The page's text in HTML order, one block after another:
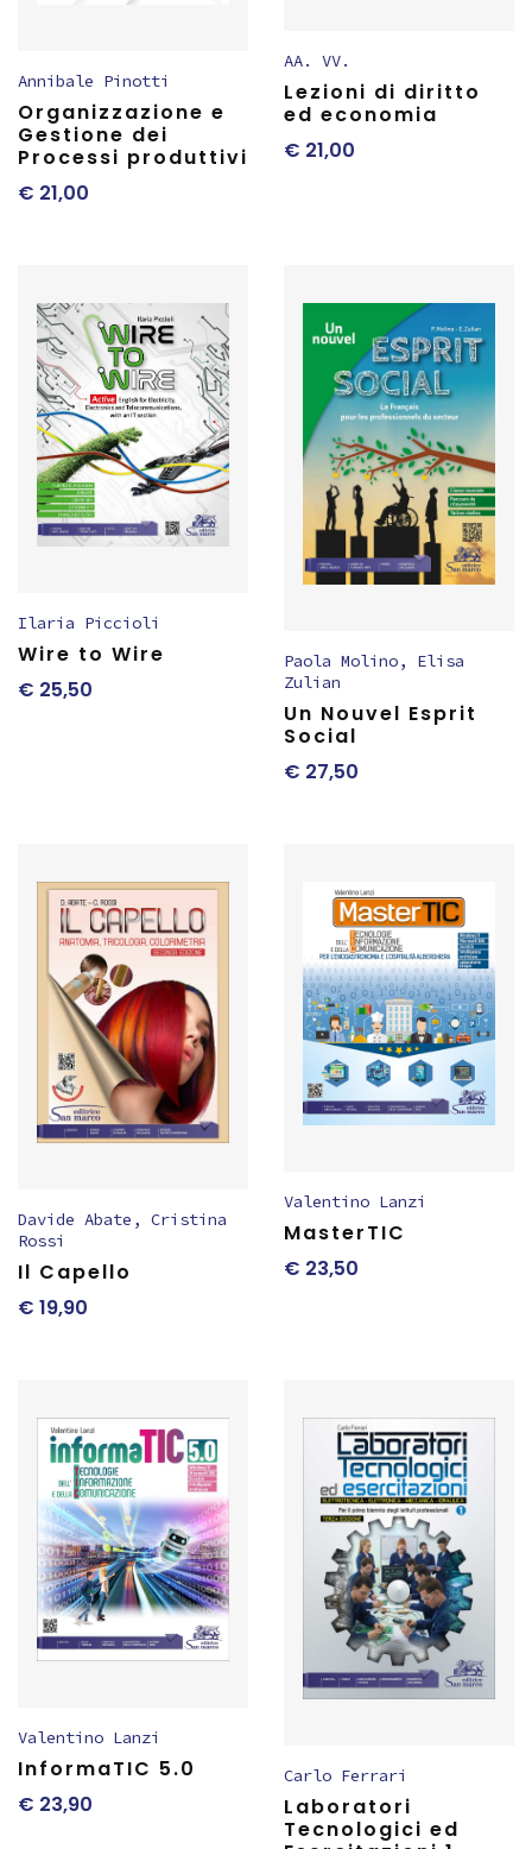
Annibale Pinotti
Organizzazione e
Gestione dei
Processi produttivi
€ 21,00
AA. VV.
Lezioni di diritto
ed economia
€ 21,00
Ilaria Piccioli
Wire to Wire
€ 25,50
Paola Molino, Elisa
Zulian
Un Nouvel Esprit
Social
€ 27,50
Davide Abate , Cristina
Rossi
Il Capello
€ 19,90
Valentino Lanzi
MasterTIC
€ 23,50
Valentino Lanzi
InformaTIC 5.0
€ 23,90
Carlo Ferrari
Laboratori
Tecnologici ed